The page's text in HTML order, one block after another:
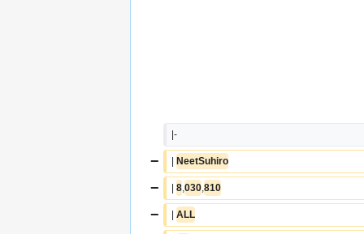
|-
− | NeetSuhiro
− | 8 ,030 ,810
− | ALL